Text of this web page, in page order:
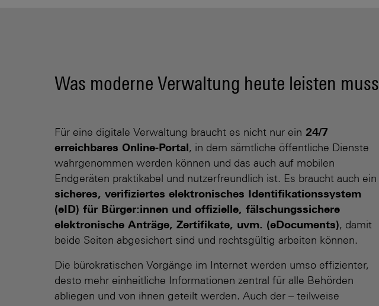
Was moderne Verwaltung heute leisten muss
Für eine digitale Verwaltung braucht es nicht nur ein 24/7
erreichbares Online-Portal , in dem sämtliche öffentliche Dienste
wahrgenommen werden können und das auch auf mobilen
Endgeräten praktikabel und nutzerfreundlich ist. Es braucht auch ein
sicheres, verifiziertes elektronisches Identifikationssystem
(eID) für Bürger:innen und offizielle, fälschungs­sichere
elektronische Anträge, Zertifikate, uvm. (eDocuments), damit
beide Seiten abgesichert sind und rechtsgültig arbeiten können.
Die bürokratischen Vorgänge im Internet werden umso effizienter,
desto mehr einheitliche Informationen zentral für alle Behörden
abliegen und von ihnen geteilt werden. Auch der – teilweise